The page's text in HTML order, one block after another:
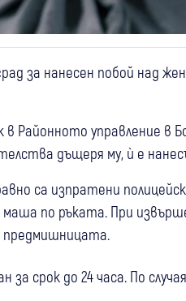
за нанесен побой над
в Районното управление
дъщеря му, ѝ е
са изпратени
маша по ръката. При
срок до 24 часа. По